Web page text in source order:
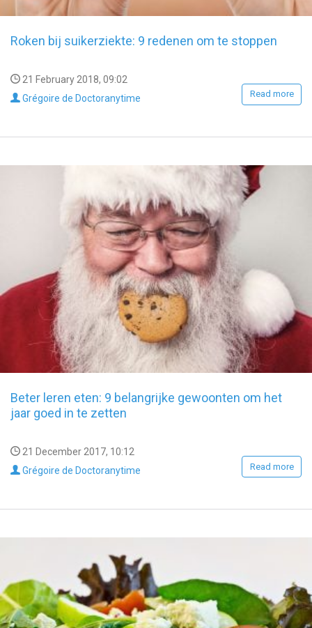
Roken bij suikerziekte: 9 redenen om te stoppen
21 February 2018, 09:02
Grégoire de Doctoranytime
Read more
Beter leren eten: 9 belangrijke gewoonten om het
jaar goed in te zetten
21 December 2017, 10:12
Grégoire de Doctoranytime
Read more